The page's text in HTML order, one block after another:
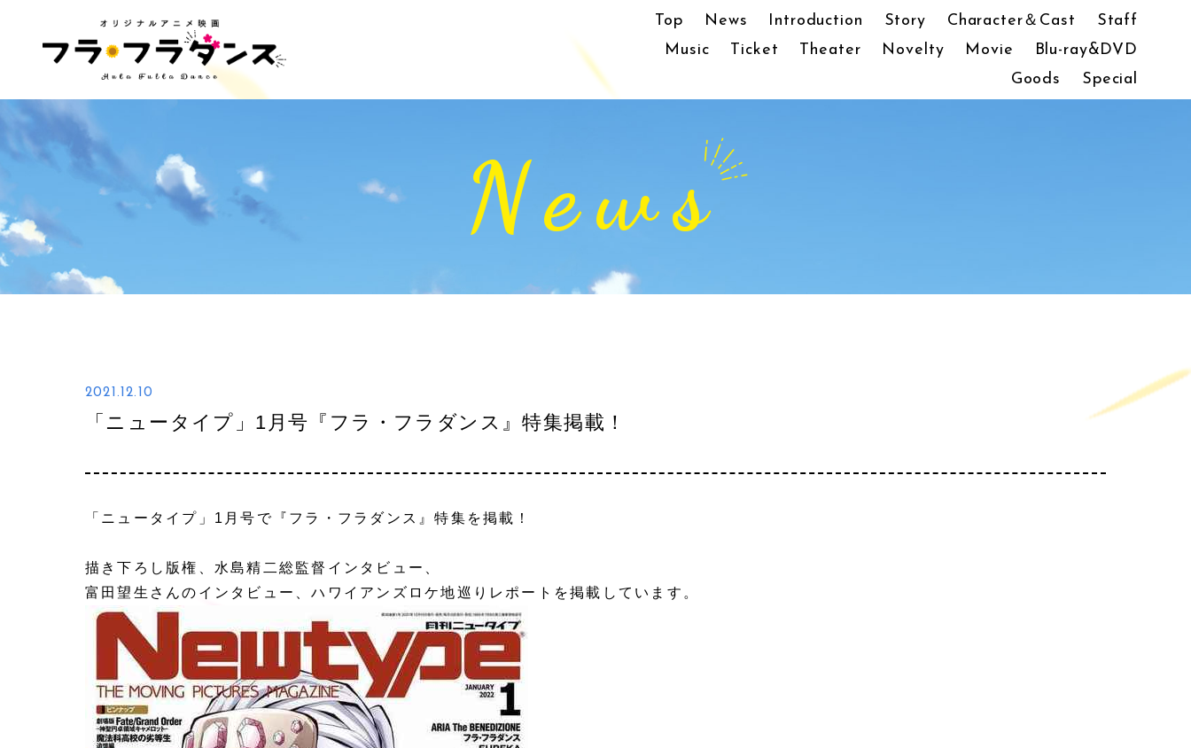
Top News Introduction Story Character＆Cast
Staff
Music
Ticket Theater Novelty Movie
Blu-ray&DVD
Goods
Special
News
2021.12.10
「ニュータイプ」1月号『フラ・フラダンス』特集掲載！
「ニュータイプ」1月号で『フラ・フラダンス』特集を掲載！
描き下ろし版権、水島精二総監督インタビュー、
富田望生さんのインタビュー、ハワイアンズロケ地巡りレポートを掲載しています。